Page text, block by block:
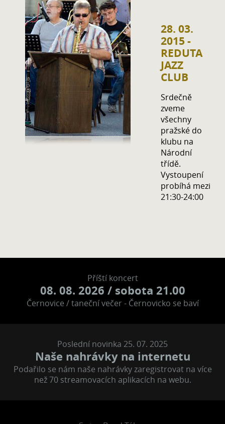
28. 03.
2015 -
REDUTA
JAZZ
CLUB
Srdečně
zveme
všechny
pražské do
klubu na
Národní
třídě.
Vystoupení
probíhá mezi
21:30-24:00
Příští koncert
08. 08. 2026 / sobota 21.00
Černovice / taneční večer - Černovicko se baví
Poslední novinka 25. 07. 2025
Naše nahrávky na internetu
Podařilo se nám naše nahrávky zaregistrovat na více
než 70 streamovacích aplikacích na webu.